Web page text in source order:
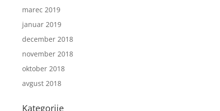
marec 2019
januar 2019
december 2018
november 2018
oktober 2018
avgust 2018
Kategorije